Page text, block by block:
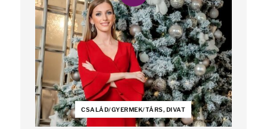
CSALÁD/GYERMEK/TÁRS, DIVAT